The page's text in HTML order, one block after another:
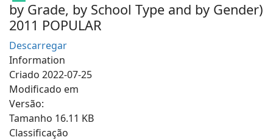
by Grade, by School Type and by Gender)
2011 POPULAR
Descarregar
Information
Criado 2022-07-25
Modificado em
Versão:
Tamanho 16.11 KB
Classificação